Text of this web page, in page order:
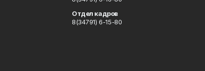
Отдел кадров
8(34791) 6-15-80